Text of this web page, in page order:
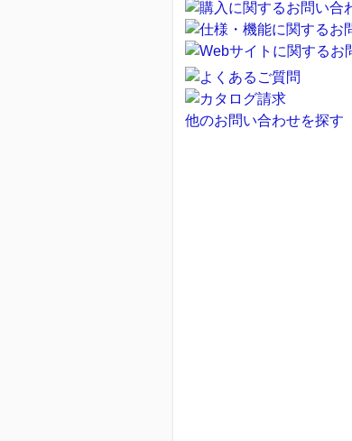
他のお問い合わせを探す